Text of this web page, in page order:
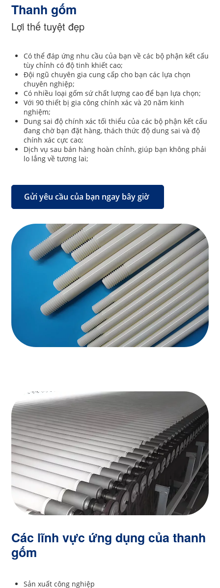
Thanh gốm
Lợi thế tuyệt đẹp
Có thể đáp ứng nhu cầu của bạn về các bộ phận kết cấu
tùy chỉnh có độ tinh khiết cao;
Đội ngũ chuyên gia cung cấp cho bạn các lựa chọn
chuyên nghiệp;
Có nhiều loại gốm sứ chất lượng cao để bạn lựa chọn;
Với 90 thiết bị gia công chính xác và 20 năm kinh
nghiệm;
Dung sai độ chính xác tối thiểu của các bộ phận kết cấu
đang chờ bạn đặt hàng, thách thức độ dung sai và độ
chính xác cực cao;
Dịch vụ sau bán hàng hoàn chỉnh, giúp bạn không phải
lo lắng về tương lai;
Gửi yêu cầu của bạn ngay bây giờ
Các lĩnh vực ứng dụng của thanh
gốm
Sản xuất công nghiệp